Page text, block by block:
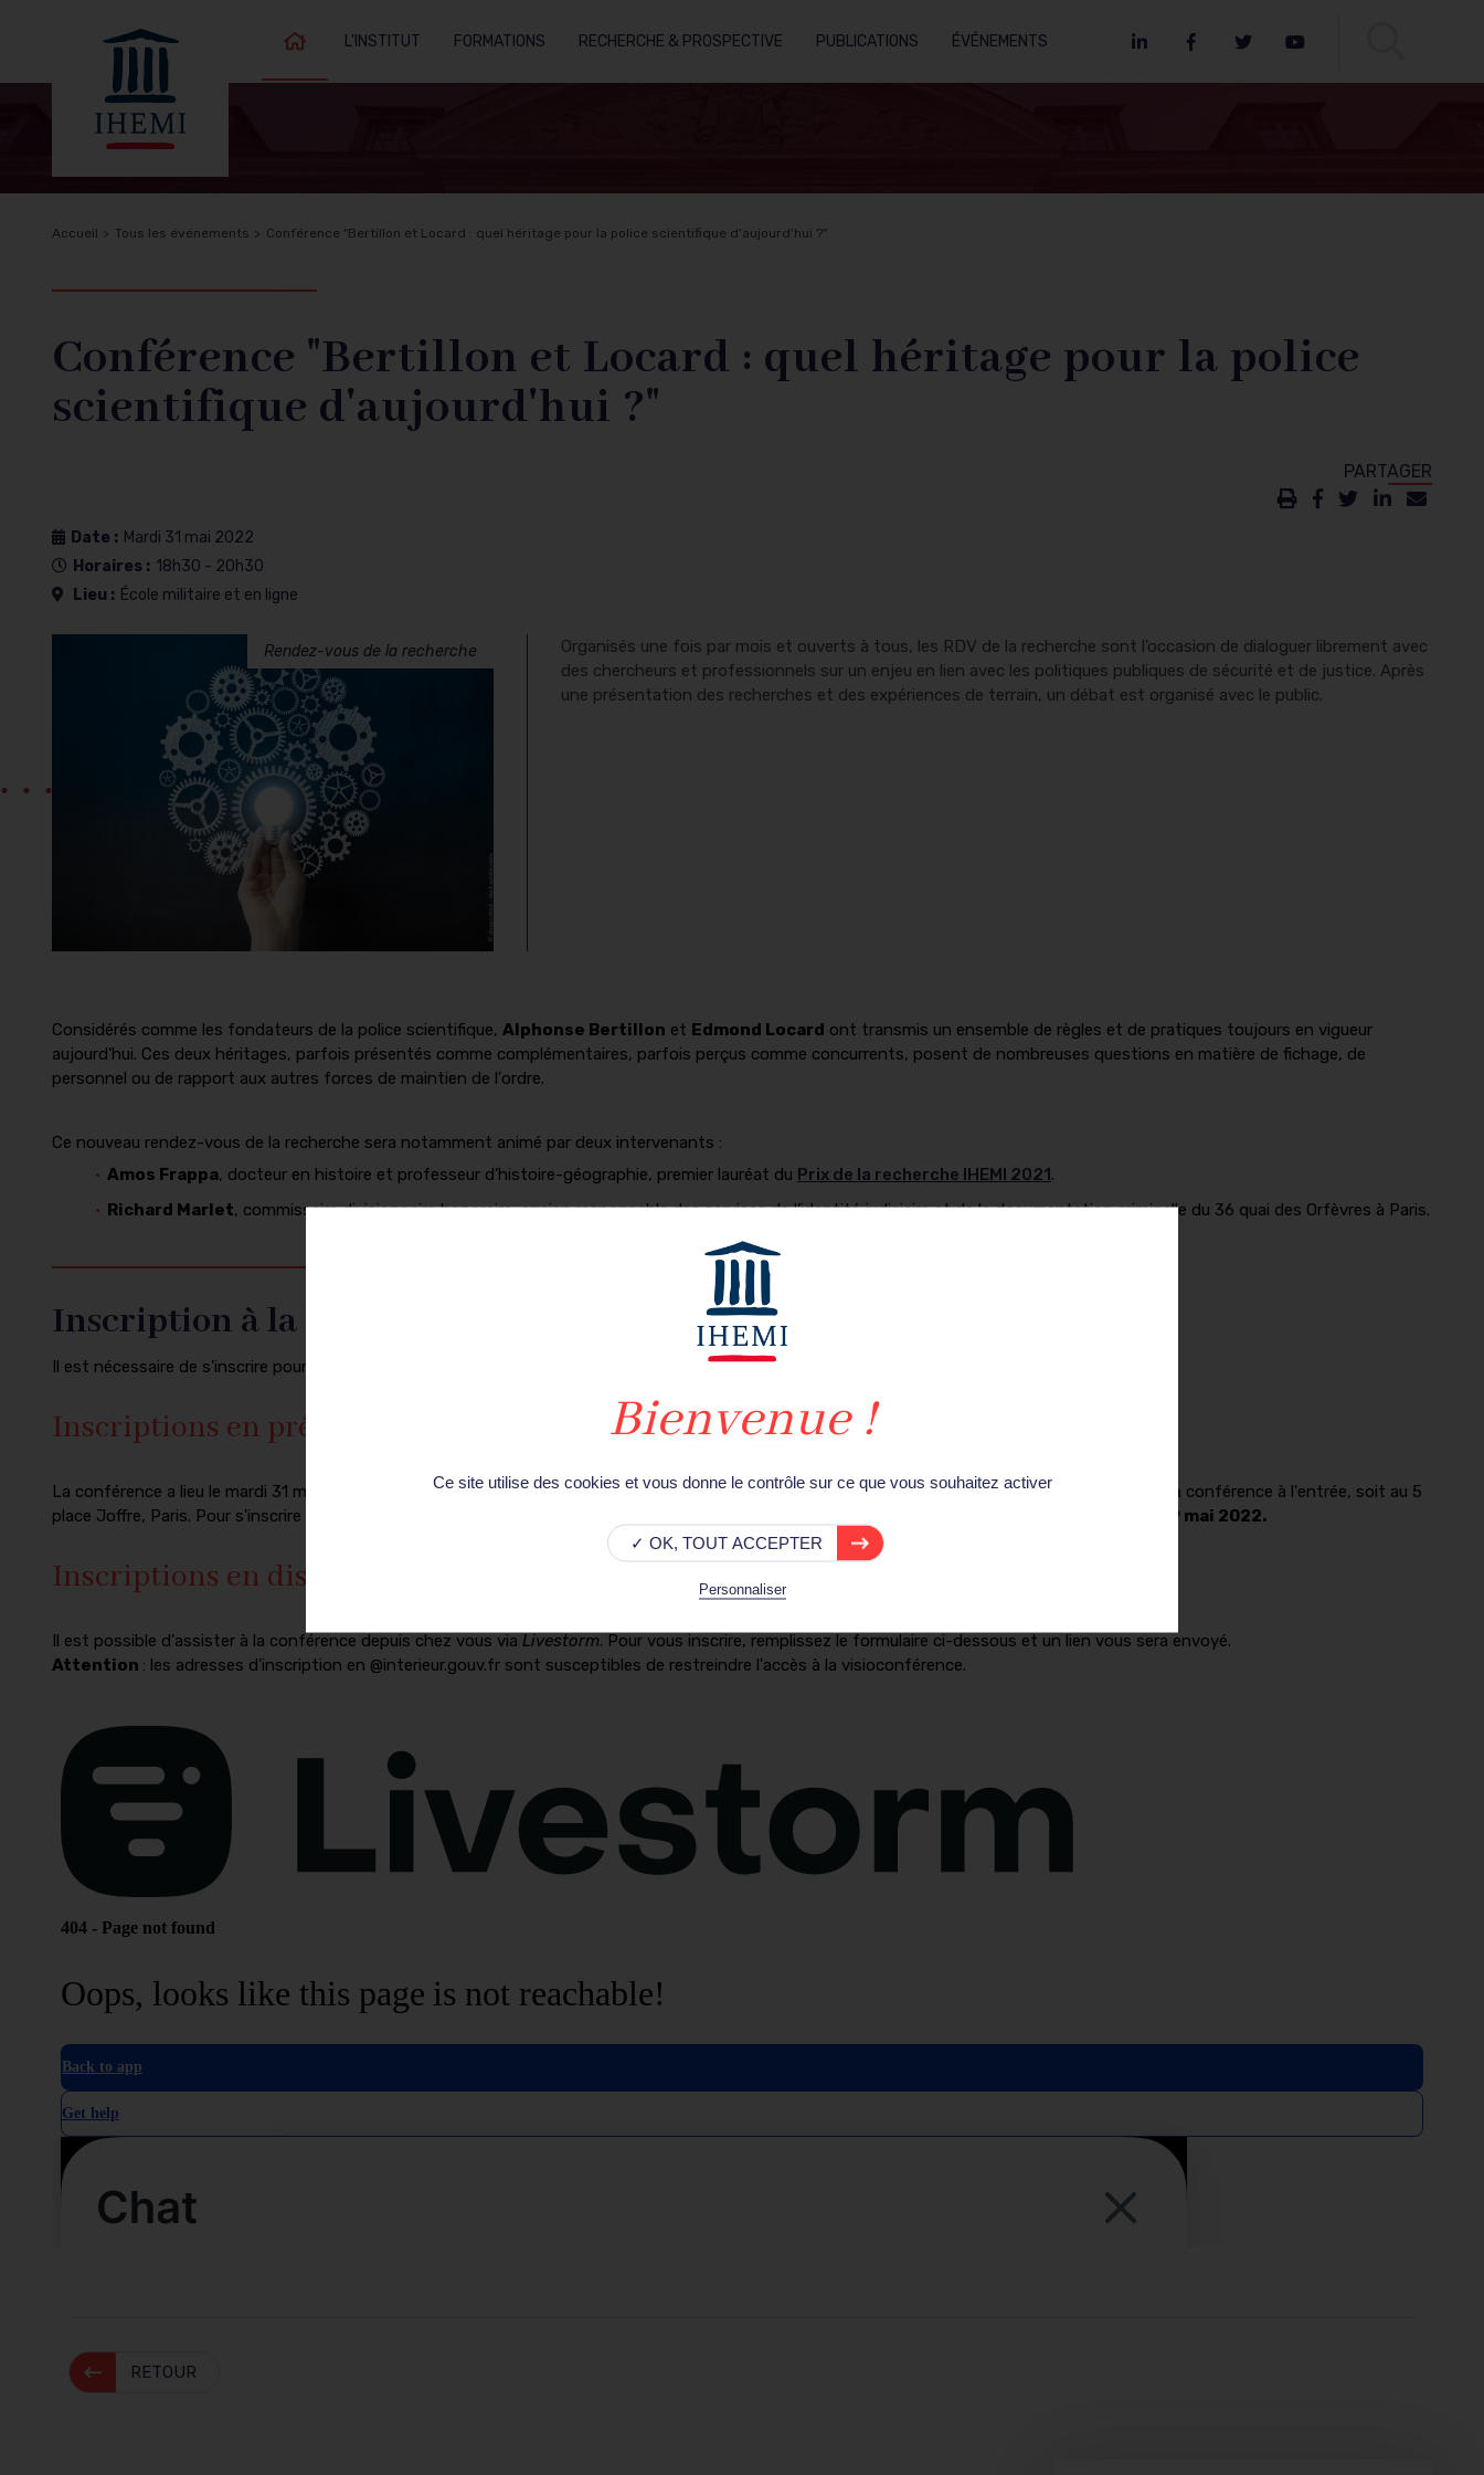
Retour à
l'accueil
Accueil
L'INSTITUT FORMATIONS RECHERCHE & PROSPECTIVE PUBLICATIONS ÉVÉNEMENTS
LinkedInFacebookTwitterYoutube
Accueil Tous les événements Conférence "Bertillon et Locard : quel héritage pour la police scientifique d'aujourd'hui ?"
Conférence "Bertillon et Locard : quel héritage pour la police
scientifique d'aujourd'hui ?"
Date : Mardi 31 mai 2022
Horaires : 18h30 - 20h30
Lieu : École militaire et en ligne
Rendez-vous de la recherche
Organisés une fois par mois et ouverts à tous, les RDV de la recherche sont l’occasion de dialoguer librement avec
des chercheurs et professionnels sur un enjeu en lien avec les politiques publiques de sécurité et de justice. Après
une présentation des recherches et des expériences de terrain, un débat est organisé avec le public.
Considérés comme les fondateurs de la police scientifique, Alphonse Bertillon et Edmond Locard ont transmis un ensemble de règles et de pratiques toujours en vigueur
aujourd'hui. Ces deux héritages, parfois présentés comme complémentaires, parfois perçus comme concurrents, posent de nombreuses questions en matière de fichage, de
personnel ou de rapport aux autres forces de maintien de l'ordre.
Ce nouveau rendez-vous de la recherche sera notamment animé par deux intervenants :
Amos Frappa, docteur en histoire et professeur d’histoire-géographie, premier lauréat du Prix de la recherche IHEMI 2021.
Richard Marlet, commissaire divisionnaire honoraire, ancien responsable des services de l’identité judiciaire et de la documentation criminelle du 36 quai des Orfèvres à Paris.
Inscription à la conférence
Il est nécessaire de s'inscrire pour pouvoir assister à la conférence, que cela soit en présentiel ou à distance.
Inscriptions en présentiel
La conférence a lieu le mardi 31 mai à l'École militaire, en amphithéâtre Louis, à 18h30. Il est recommandé d'arriver environ 30 min avant le début de la conférence à l'entrée, soit au 5
place Joffre, Paris. Pour s'inscrire en présentiel,
Les inscriptions pour assister à la conférence en présentiel se clôturent le 29 mai 2022.
Inscriptions en distanciel
Il est possible d'assister à la conférence depuis chez vous via Livestorm. Pour vous inscrire, remplissez le formulaire ci-dessous et un lien vous sera envoyé.
Attention : les adresses d'inscription en @interieur.gouv.fr sont susceptibles de restreindre l'accès à la visioconférence.
RETOUR
Ce site utilise des cookies et vous donne le contrôle sur ce que vous souhaitez activer
✓ OK, TOUT ACCEPTER
Personnaliser